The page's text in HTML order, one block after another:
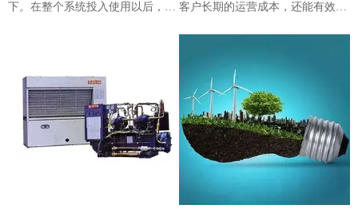
下。在整个系统投入使用以后，却
题，小则造成跑冒滴漏，影响生产
进度，大则影响企业形象甚至造成
安全事故。所以，我们有必要对冷
库门引起足够的重视。
客户长期的运营成本，还能有效优
作业效率。那么，该如何正确合理